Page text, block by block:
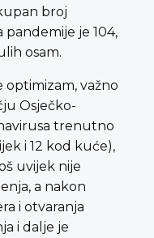
broj
je 104,
osam.
optimizam, važno
Osječko-
trenutno
i 12 kod kuće),
uvijek nije
a nakon
i otvaranja
i dalje je